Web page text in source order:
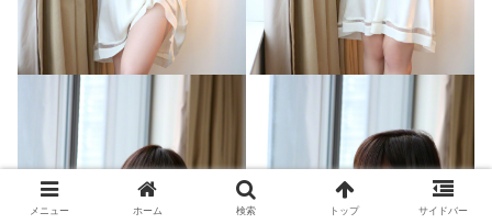
メニュー ホーム 検索 トップ サイドバー